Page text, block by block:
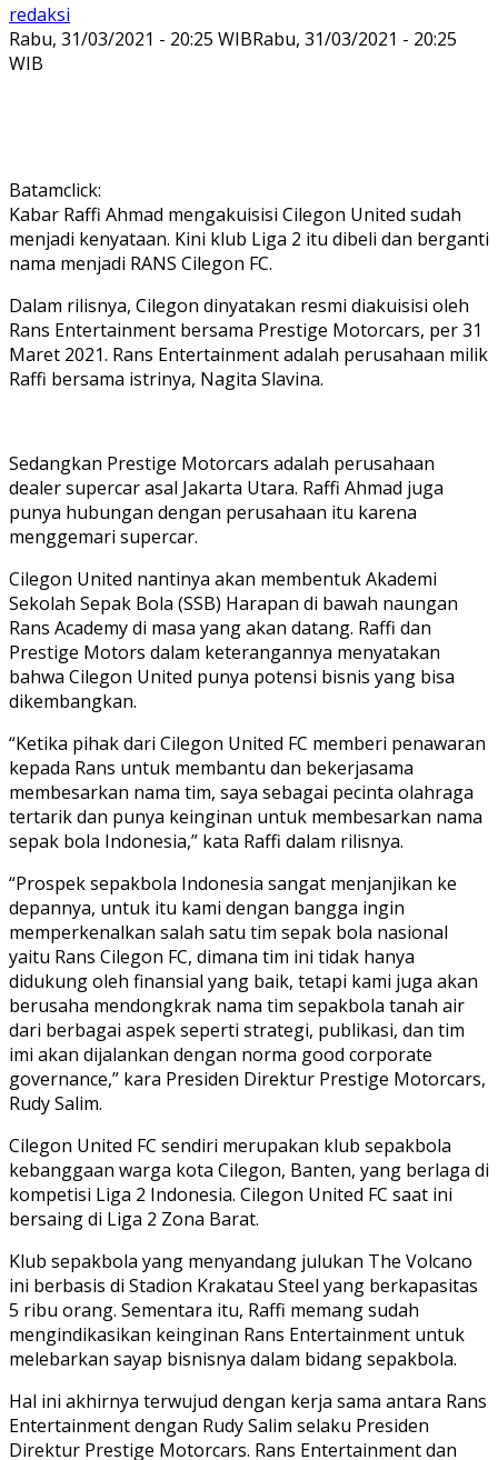
redaksi
Rabu, 31/03/2021 - 20:25 WIBRabu, 31/03/2021 - 20:25
WIB
Batamclick:
Kabar Raffi Ahmad mengakuisisi Cilegon United sudah
menjadi kenyataan. Kini klub Liga 2 itu dibeli dan berganti
nama menjadi RANS Cilegon FC.
Dalam rilisnya, Cilegon dinyatakan resmi diakuisisi oleh
Rans Entertainment bersama Prestige Motorcars, per 31
Maret 2021. Rans Entertainment adalah perusahaan milik
Raffi bersama istrinya, Nagita Slavina.
Sedangkan Prestige Motorcars adalah perusahaan
dealer supercar asal Jakarta Utara. Raffi Ahmad juga
punya hubungan dengan perusahaan itu karena
menggemari supercar.
Cilegon United nantinya akan membentuk Akademi
Sekolah Sepak Bola (SSB) Harapan di bawah naungan
Rans Academy di masa yang akan datang. Raffi dan
Prestige Motors dalam keterangannya menyatakan
bahwa Cilegon United punya potensi bisnis yang bisa
dikembangkan.
“Ketika pihak dari Cilegon United FC memberi penawaran
kepada Rans untuk membantu dan bekerjasama
membesarkan nama tim, saya sebagai pecinta olahraga
tertarik dan punya keinginan untuk membesarkan nama
sepak bola Indonesia,” kata Raffi dalam rilisnya.
“Prospek sepakbola Indonesia sangat menjanjikan ke
depannya, untuk itu kami dengan bangga ingin
memperkenalkan salah satu tim sepak bola nasional
yaitu Rans Cilegon FC, dimana tim ini tidak hanya
didukung oleh finansial yang baik, tetapi kami juga akan
berusaha mendongkrak nama tim sepakbola tanah air
dari berbagai aspek seperti strategi, publikasi, dan tim
imi akan dijalankan dengan norma good corporate
governance,” kara Presiden Direktur Prestige Motorcars,
Rudy Salim.
Cilegon United FC sendiri merupakan klub sepakbola
kebanggaan warga kota Cilegon, Banten, yang berlaga di
kompetisi Liga 2 Indonesia. Cilegon United FC saat ini
bersaing di Liga 2 Zona Barat.
Klub sepakbola yang menyandang julukan The Volcano
ini berbasis di Stadion Krakatau Steel yang berkapasitas
5 ribu orang. Sementara itu, Raffi memang sudah
mengindikasikan keinginan Rans Entertainment untuk
melebarkan sayap bisnisnya dalam bidang sepakbola.
Hal ini akhirnya terwujud dengan kerja sama antara Rans
Entertainment dengan Rudy Salim selaku Presiden
Direktur Prestige Motorcars. Rans Entertainment dan